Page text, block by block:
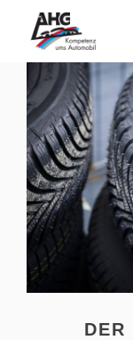
springen
DER